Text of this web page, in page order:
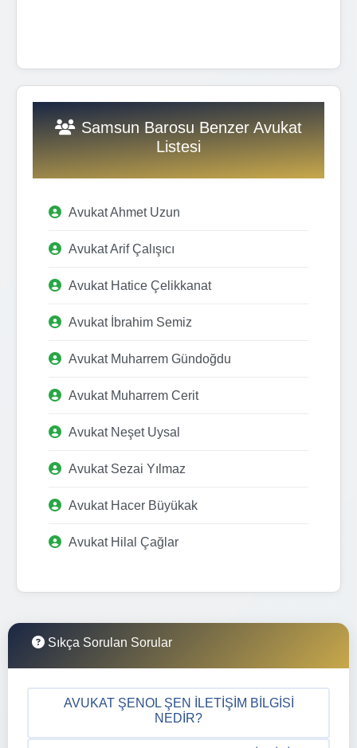
Samsun Barosu Benzer Avukat
Listesi
Avukat Ahmet Uzun
Avukat Arif Çalışıcı
Avukat Hatice Çelikkanat
Avukat İbrahim Semiz
Avukat Muharrem Gündoğdu
Avukat Muharrem Cerit
Avukat Neşet Uysal
Avukat Sezai Yılmaz
Avukat Hacer Büyükak
Avukat Hilal Çağlar
Sıkça Sorulan Sorular
AVUKAT ŞENOL ŞEN İLETIŞIM BILGISI
NEDIR?